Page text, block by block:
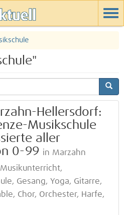
Hellersdorf:
Musikschule
aller
0-99 in Marzahn
Gesang, Yoga, Gitarre,
Chor, Orchester, Harfe,